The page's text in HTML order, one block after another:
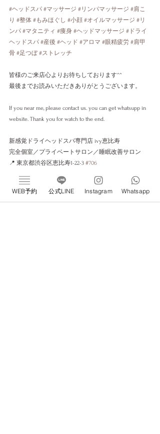
#ヘッドスパ #マッサージ #リンパマッサージ #肩こ
り #整体 #もみほぐし #小顔 #オイルマッサージ #リ
ンパ #マタニティ #痩身 #ヘッドマッサージ #ドライ
ヘッドスパ #産後 #ヘッド #アロマ #眼精疲労 #肩甲
骨 #足つぼ #ストレッチ
皆様のご来店心よりお待ちしております^^
最後までお読みいただきありがとうございます。
If you near me, please contact us. you can get whatsupp in
website. Thank you for watch to the end.
新感覚ドライヘッドスパ専門店 ivy恵比寿
完全個室／プライベートサロン／睡眠改善サロン
📍 東京都渋谷区恵比寿1-22-3 #706
《Web予約はこちら》
https://w4x9r3.b-merit.jp/q79s3j/web
WEB予約 公式LINE Instagram Whatsapp